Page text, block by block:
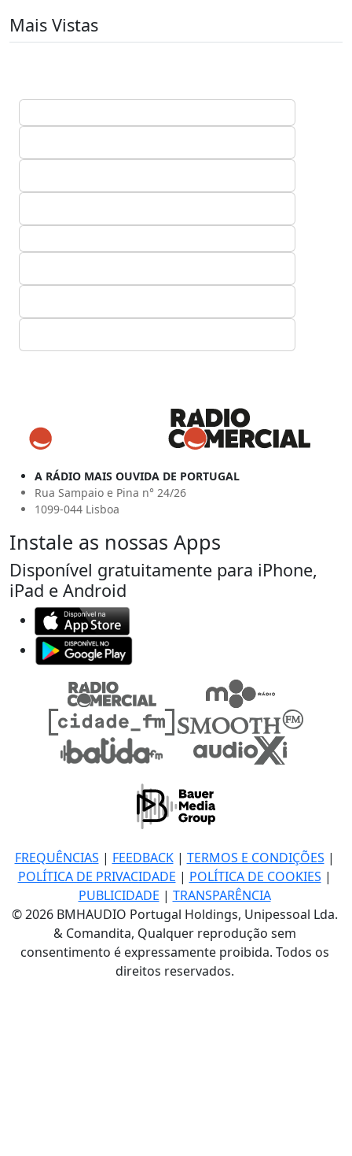
Mais Vistas
A RÁDIO MAIS OUVIDA DE PORTUGAL
Rua Sampaio e Pina n° 24/26
1099-044 Lisboa
Instale as nossas Apps
Disponível gratuitamente para iPhone,
iPad e Android
FREQUÊNCIAS | FEEDBACK| TERMOS E CONDIÇÕES |
POLÍTICA DE PRIVACIDADE | POLÍTICA DE COOKIES |
PUBLICIDADE | TRANSPARÊNCIA
© 2026 BMHAUDIO Portugal Holdings, Unipessoal Lda.
& Comandita, Qualquer reprodução sem
consentimento é expressamente proibida. Todos os
direitos reservados.